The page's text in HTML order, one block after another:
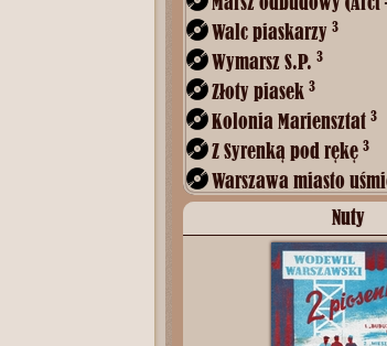
Walc piaskarzy 3
Wymarsz S.P. 3
Złoty piasek 3
Kolonia Mariensztat 3
Z Syrenką pod rękę 3
Warszawa miasto
Nuty